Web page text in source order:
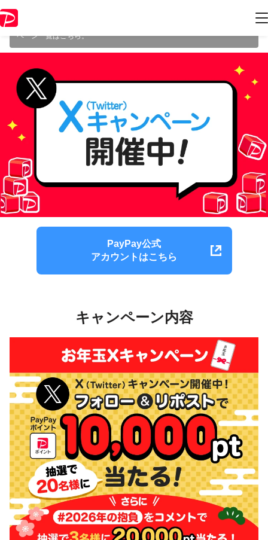
ジ内の情報はキャンペーン終了時点のものになります。
ペーン一覧はこちら。
PayPay公式
アカウントはこちら
キャンペーン内容